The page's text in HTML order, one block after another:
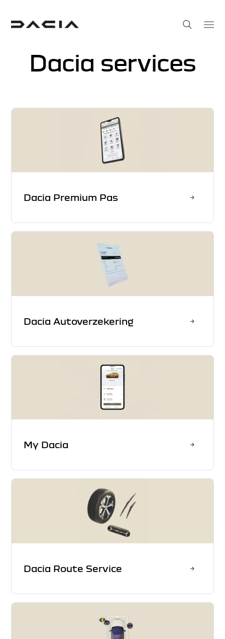
Dacia services
Dacia Premium Pas
Dacia Autoverzekering
My Dacia
Dacia Route Service